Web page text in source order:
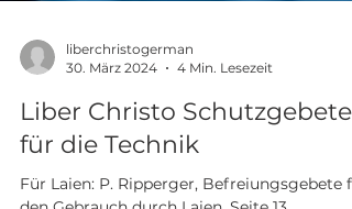
liberchristogerman
30. März 2024
4 Min. Lesezeit
Liber Christo Schutzgebete
für die Technik